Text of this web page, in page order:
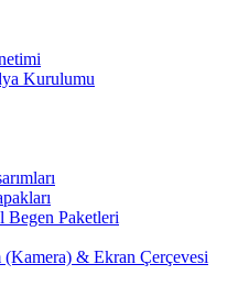
Kurulumu
Begen Paketleri
(Kamera) & Ekran Çerçevesi